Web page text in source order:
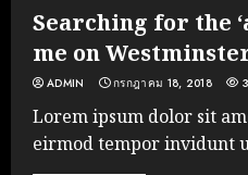
Searching for the
me on
ADMIN กรกฎาคม 18, 2018
Lorem ipsum dolor sit
eirmod tempor invidunt